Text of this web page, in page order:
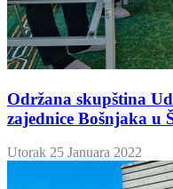
Održana skupština
zajednice Bošnjaka u
Utorak 25 Januara 2022